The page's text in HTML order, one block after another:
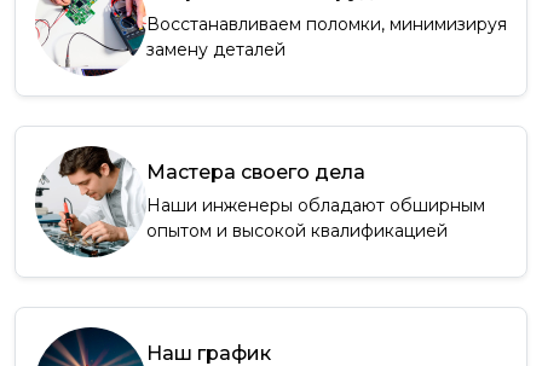
Восстанавливаем поломки, минимизируя
замену деталей
Мастера своего дела
Наши инженеры обладают обширным
опытом и высокой квалификацией
Наш график